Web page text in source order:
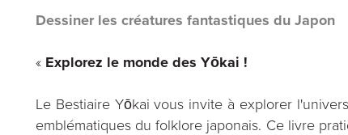
Dessiner les créatures fantastiques du Japon
« Explorez le monde des Yōkai !
Le Bestiaire Yōkai vous invite à explorer
emblématiques du folklore japonais. Ce livre